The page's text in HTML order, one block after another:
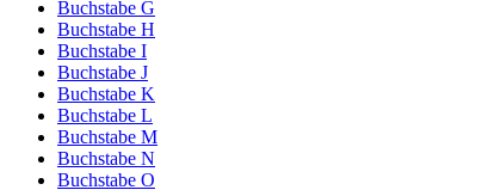
Buchstabe G
Buchstabe H
Buchstabe I
Buchstabe J
Buchstabe K
Buchstabe L
Buchstabe M
Buchstabe N
Buchstabe O